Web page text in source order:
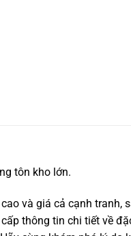
tôn kho lớn.
và giá cả cạnh tranh,
thông tin chi tiết về